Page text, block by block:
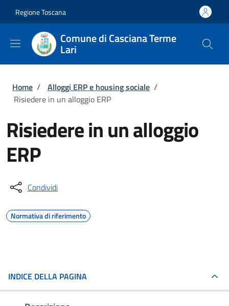
Regione Toscana
Comune di Casciana Terme
Lari
Briciole di pane
Home / Alloggi ERP e housing sociale /
Risiedere in un alloggio ERP
Risiedere in un alloggio
ERP
Condividi
Normativa di riferimento
INDICE DELLA PAGINA